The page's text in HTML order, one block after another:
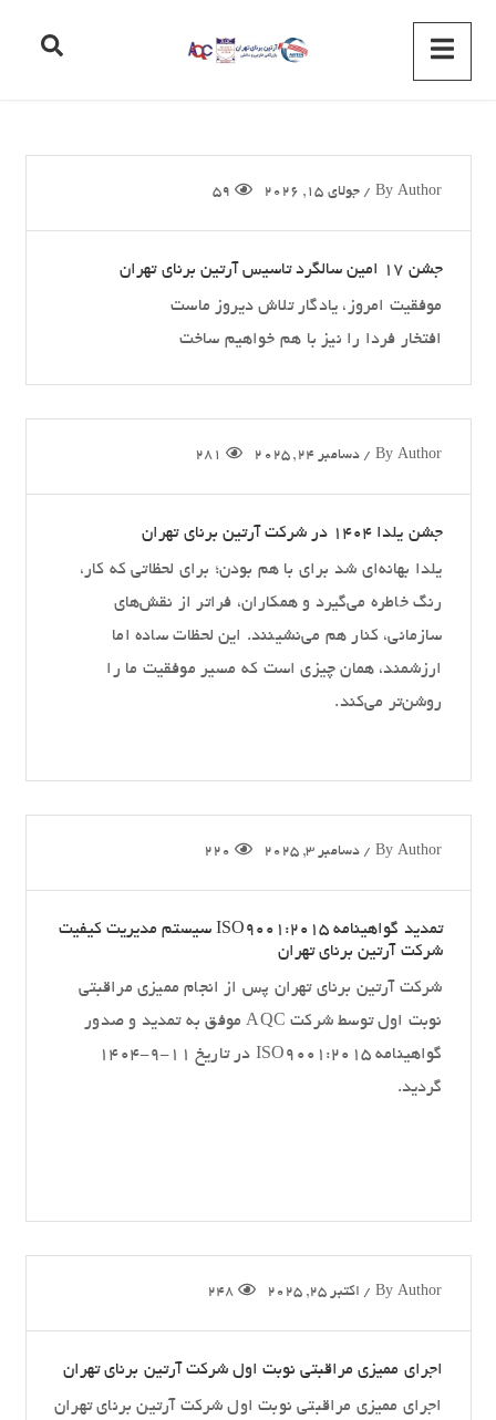
By Author
/ جولای 15, 2026
جشن 17 امین سالگرد تاسیس آرتین برنای تهران
موفقیت امروز، یادگار تلاش دیروز ماست
افتخار فردا را نیز با هم خواهیم ساخت
By Author
/ دسامبر 24, 2025
جشن یلدا 1404 در شرکت آرتین برنای تهران
یلدا بهانه‌ای شد برای با هم بودن؛ برای لحظاتی که کار،
رنگ خاطره می‌گیرد و همکاران، فراتر از نقش‌های
سازمانی، کنار هم می‌نشینند. این لحظات ساده اما
ارزشمند، همان چیزی است که مسیر موفقیت ما را
روشن‌تر می‌کند.
By Author
/ دسامبر 3, 2025
تمدید گواهینامه ISO9001:2015 سیستم مدیریت کیفیت
شرکت آرتین برنای تهران
شرکت آرتین برنای تهران پس از انجام ممیزی مراقبتی
نوبت اول توسط شرکت AQC موفق به تمدید و صدور
گواهینامه ISO9001:2015 در تاریخ 11-9-1404
گردید.
By Author
/ اکتبر 25, 2025
اجرای ممیزی مراقبتی نوبت اول شرکت آرتین برنای تهران
اجرای ممیزی مراقبتی نوبت اول شرکت آرتین برنای تهران